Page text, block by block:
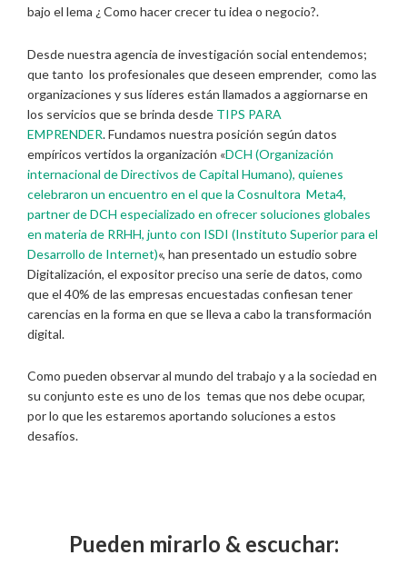
bajo el lema ¿ Como hacer crecer tu idea o negocio?.
Desde nuestra agencia de investigación social entendemos;
que tanto los profesionales que deseen emprender, como las
organizaciones y sus líderes están llamados a aggiornarse en
los servicios que se brinda desde TIPS PARA
EMPRENDER. Fundamos nuestra posición según datos
empíricos vertidos la organización «DCH (Organización
internacional de Directivos de Capital Humano), quienes
celebraron un encuentro en el que la Cosnultora Meta4,
partner de DCH especializado en ofrecer soluciones globales
en materia de RRHH, junto con ISDI (Instituto Superior para el
Desarrollo de Internet)«, han presentado un estudio sobre
Digitalización, el expositor preciso una serie de datos, como
que el 40% de las empresas encuestadas confiesan tener
carencias en la forma en que se lleva a cabo la transformación
digital.
Como pueden observar al mundo del trabajo y a la sociedad en
su conjunto este es uno de los temas que nos debe ocupar,
por lo que les estaremos aportando soluciones a estos
desafíos.
Pueden mirarlo & escuchar: